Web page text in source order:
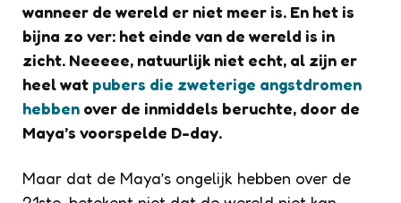
wanneer de wereld er niet meer is. En het is
bijna zo ver: het einde van de wereld is in
zicht. Neeeee, natuurlijk niet echt, al zijn er
heel wat pubers die zweterige angstdromen
hebben over de inmiddels beruchte, door de
Maya’s voorspelde D-day.
Maar dat de Maya’s ongelijk hebben over de